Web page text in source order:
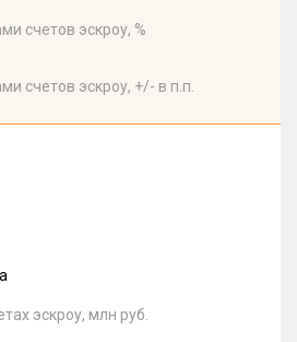
счетов эскроу, %
счетов эскроу, +/- в п.п.
эскроу, млн руб.